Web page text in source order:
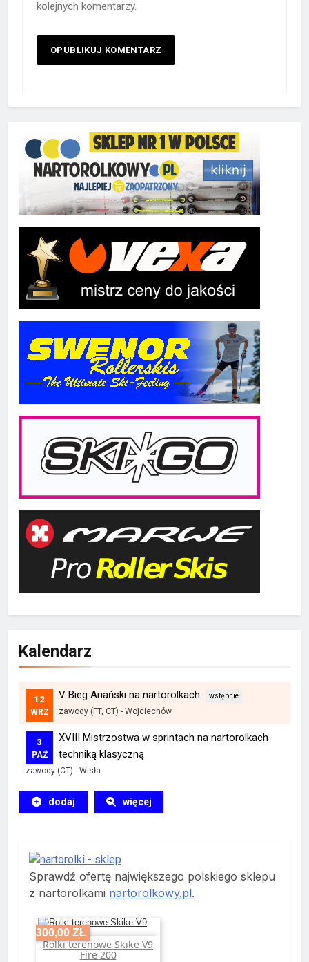
kolejnych komentarzy.
Kalendarz
12
WRZ
V Bieg Ariański na nartorolkach
zawody (FT, CT) - Wojciechów
3
PAŹ
XVIII Mistrzostwa w sprintach na nartorolkach
techniką klasyczną
zawody (CT) - Wisła
dodaj więcej
Sprawdź ofertę największego polskiego sklepu
z nartorolkami nartorolkowy.pl.
-300,00 ZŁ
Rolki terenowe Skike V9
Fire 200
Dodaj do koszyka